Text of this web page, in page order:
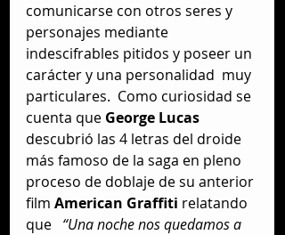
comunicarse con otros seres y
personajes mediante
indescifrables pitidos y poseer un
carácter y una personalidad  muy
particulares.  Como curiosidad se
cuenta que George Lucas
descubrió las 4 letras del droide
más famoso de la saga en pleno
proceso de doblaje de su anterior
film American Graffiti relatando
que “Una noche nos quedamos a